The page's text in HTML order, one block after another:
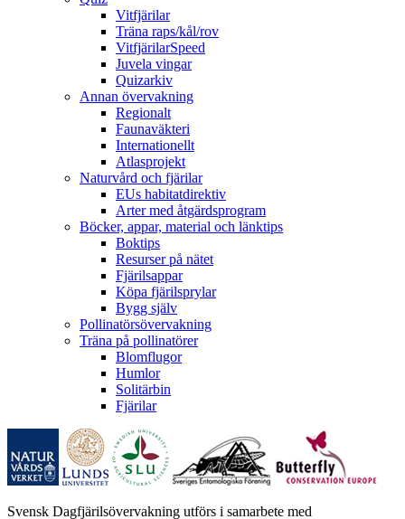
Vitfjärilar
Träna raps/kål/rov
VitfjärilarSpeed
Juvela vingar
Quizarkiv
Annan övervakning
Regionalt
Faunaväkteri
Internationellt
Atlasprojekt
Naturvård och fjärilar
EUs habitatdirektiv
Arter med åtgärdsprogram
Böcker, appar, material och länktips
Boktips
Resurser på nätet
Fjärilsappar
Köpa fjärilsprylar
Bygg själv
Pollinatörsövervakning
Träna på pollinatörer
Blomflugor
Humlor
Solitärbin
Fjärilar
Svensk Dagfjärilsövervakning utförs i samarbete med